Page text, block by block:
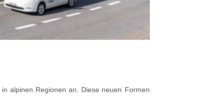
alpinen Regionen an. Diese neuen Formen